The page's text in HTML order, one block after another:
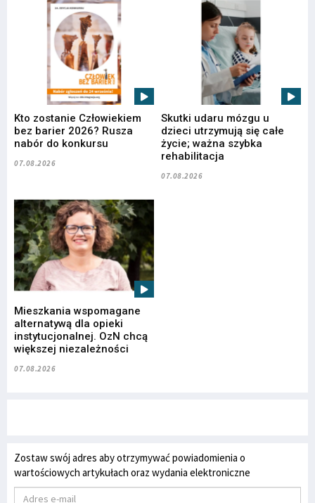
Kto zostanie Człowiekiem
bez barier 2026? Rusza
nabór do konkursu
07.08.2026
Skutki udaru mózgu u
dzieci utrzymują się całe
życie; ważna szybka
rehabilitacja
07.08.2026
Mieszkania wspomagane
alternatywą dla opieki
instytucjonalnej. OzN chcą
większej niezależności
07.08.2026
Zostaw swój adres aby otrzymywać powiadomienia o
wartościowych artykułach oraz wydania elektroniczne